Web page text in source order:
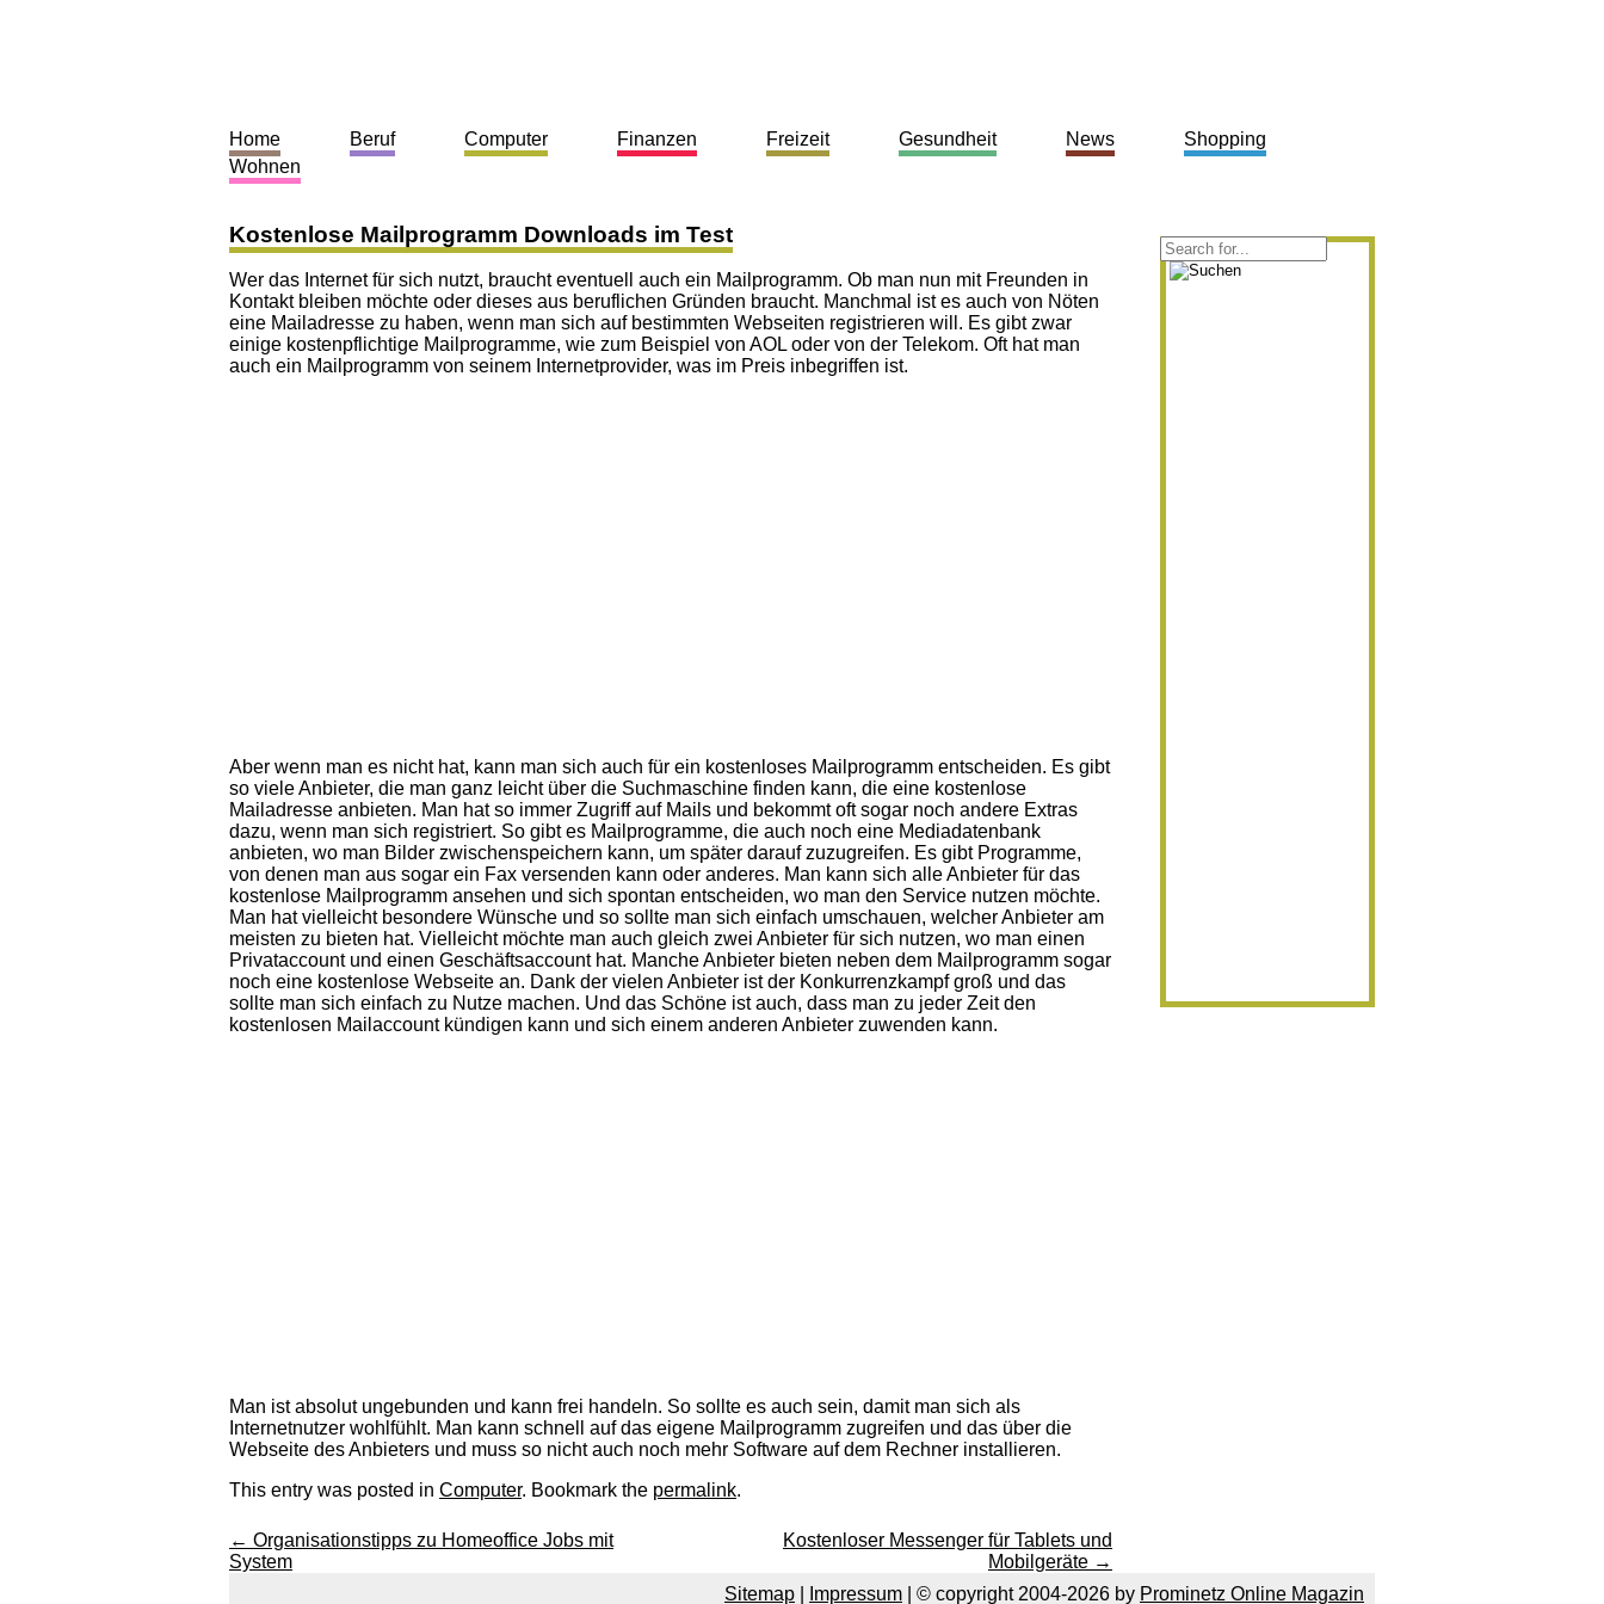
Kostenlose Mailprogramm Downloads im Test
Wer das Internet für sich nutzt, braucht eventuell auch ein Mailprogramm. Ob man nun mit Freunden in
Kontakt bleiben möchte oder dieses aus beruflichen Gründen braucht. Manchmal ist es auch von Nöten
eine Mailadresse zu haben, wenn man sich auf bestimmten Webseiten registrieren will. Es gibt zwar
einige kostenpflichtige Mailprogramme, wie zum Beispiel von AOL oder von der Telekom. Oft hat man
auch ein Mailprogramm von seinem Internetprovider, was im Preis inbegriffen ist.
Aber wenn man es nicht hat, kann man sich auch für ein kostenloses Mailprogramm entscheiden. Es gibt
so viele Anbieter, die man ganz leicht über die Suchmaschine finden kann, die eine kostenlose
Mailadresse anbieten. Man hat so immer Zugriff auf Mails und bekommt oft sogar noch andere Extras
dazu, wenn man sich registriert. So gibt es Mailprogramme, die auch noch eine Mediadatenbank
anbieten, wo man Bilder zwischenspeichern kann, um später darauf zuzugreifen. Es gibt Programme,
von denen man aus sogar ein Fax versenden kann oder anderes. Man kann sich alle Anbieter für das
kostenlose Mailprogramm ansehen und sich spontan entscheiden, wo man den Service nutzen möchte.
Man hat vielleicht besondere Wünsche und so sollte man sich einfach umschauen, welcher Anbieter am
meisten zu bieten hat. Vielleicht möchte man auch gleich zwei Anbieter für sich nutzen, wo man einen
Privataccount und einen Geschäftsaccount hat. Manche Anbieter bieten neben dem Mailprogramm sogar
noch eine kostenlose Webseite an. Dank der vielen Anbieter ist der Konkurrenzkampf groß und das
sollte man sich einfach zu Nutze machen. Und das Schöne ist auch, dass man zu jeder Zeit den
kostenlosen Mailaccount kündigen kann und sich einem anderen Anbieter zuwenden kann.
Man ist absolut ungebunden und kann frei handeln. So sollte es auch sein, damit man sich als
Internetnutzer wohlfühlt. Man kann schnell auf das eigene Mailprogramm zugreifen und das über die
Webseite des Anbieters und muss so nicht auch noch mehr Software auf dem Rechner installieren.
This entry was posted in Computer. Bookmark the permalink.
← Organisationstipps zu Homeoffice Jobs mit
System
Kostenloser Messenger für Tablets und
Mobilgeräte →
Home Beruf Computer Finanzen Freizeit Gesundheit News
Shopping
Wohnen
Sitemap Impressum | © copyright 2004-2026 by Prominetz Online Magazin